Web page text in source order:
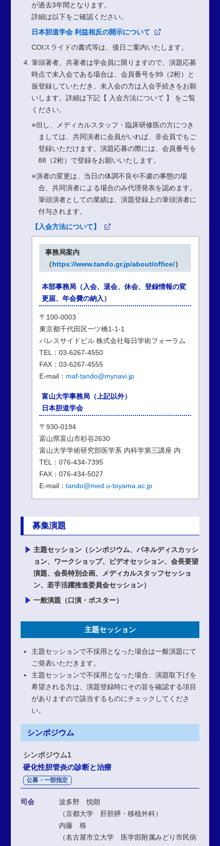
が過去3年間となります。
詳細は以下をご確認ください。
日本胆道学会 利益相反の開示について
COIスライドの書式等は、後日ご案内いたします。
筆頭著者、共著者は学会員に限りますので、演題応募
時点で未入会である場合は、会員番号を99（2桁）と
仮登録していただき、未入会の方は入会手続きをお願
いします。詳細は下記【 入会方法について 】 をご覧
ください。
※但し、メディカルスタッフ・臨床研修医の方につき
ましては、共同演者に会員がいれば、非会員でもご
登録いただけます。演題応募の際には、会員番号を
88（2桁）で登録をお願いいたします。
※演者の変更は、当日の体調不良や不慮の事態の場
合、共同演者による場合のみ代理発表を認めます。
筆頭演者としての業績は、演題登録上の筆頭演者に
付与されます。
【入会方法について】
事務局案内
（https://www.tando.gr.jp/about/office/）
本部事務局（入会、退会、休会、登録情報の変
更届、年会費の納入）
〒100-0003
東京都千代田区一ツ橋1-1-1
パレスサイドビル 株式会社毎日学術フォーラム
TEL：03-6267-4550
FAX：03-6267-4555
E-mail： maf-tando@mynavi.jp
富山大学事務局（上記以外）
日本胆道学会
〒930-0194
富山県富山市杉谷2630
富山大学学術研究部医学系 内科学第三講座 内
TEL：076-434-7395
FAX：076-434-5027
E-mail：tando@med.u-toyama.ac.jp
募集演題
主題セッション（シンポジウム、パネルディスカッシ
ョン、ワークショップ、ビデオセッション、会長要望
演題、会長特別企画、メディカルスタッフセッショ
ン、若手活躍推進委員会セッション）
一般演題（口演・ポスター）
主題セッション
主題セッションで不採用となった場合は一般演題にて
ご発表いただきます。
主題セッションで不採用となった場合、演題取下げを
希望される方は、演題登録時にその旨を確認する項目
がありますので該当するものにチェックしてくださ
い。
シンポジウム
シンポジウム1
硬化性胆管炎の診断と治療
公募・一部指定
司会
波多野 悦朗
（京都大学 肝胆膵・移植外科）
内藤 格
（名古屋市立大学 医学部附属みどり市民病